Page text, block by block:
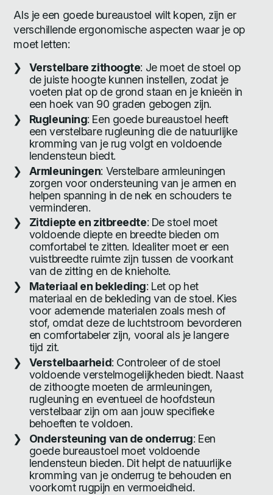
Als je een goede bureaustoel wilt kopen, zijn er
verschillende ergonomische aspecten waar je op
moet letten:
Verstelbare zithoogte: Je moet de stoel op
de juiste hoogte kunnen instellen, zodat je
voeten plat op de grond staan en je knieën in
een hoek van 90 graden gebogen zijn.
Rugleuning: Een goede bureaustoel heeft
een verstelbare rugleuning die de natuurlijke
kromming van je rug volgt en voldoende
lendensteun biedt.
Armleuningen: Verstelbare armleuningen
zorgen voor ondersteuning van je armen en
helpen spanning in de nek en schouders te
verminderen.
Zitdiepte en zitbreedte: De stoel moet
voldoende diepte en breedte bieden om
comfortabel te zitten. Idealiter moet er een
vuistbreedte ruimte zijn tussen de voorkant
van de zitting en de knieholte.
Materiaal en bekleding: Let op het
materiaal en de bekleding van de stoel. Kies
voor ademende materialen zoals mesh of
stof, omdat deze de luchtstroom bevorderen
en comfortabeler zijn, vooral als je langere
tijd zit.
Verstelbaarheid: Controleer of de stoel
voldoende verstelmogelijkheden biedt. Naast
de zithoogte moeten de armleuningen,
rugleuning en eventueel de hoofdsteun
verstelbaar zijn om aan jouw specifieke
behoeften te voldoen.
Ondersteuning van de onderrug: Een
goede bureaustoel moet voldoende
lendensteun bieden. Dit helpt de natuurlijke
kromming van je onderrug te behouden en
voorkomt rugpijn en vermoeidheid.